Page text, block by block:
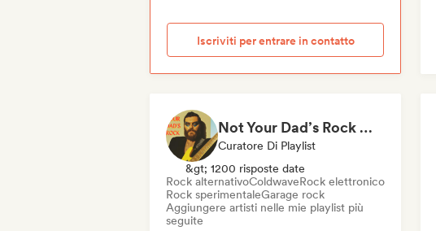
Iscriviti per entrare in contatto
Not Your Dad’s Rock 🤘 Garage Rock, Alt-Rock & Indie Anthems
Curatore Di Playlist
&gt; 1200 risposte date
Rock alternativoColdwaveRock elettronico
Rock sperimentaleGarage rock
Aggiungere artisti nelle mie playlist più
seguite